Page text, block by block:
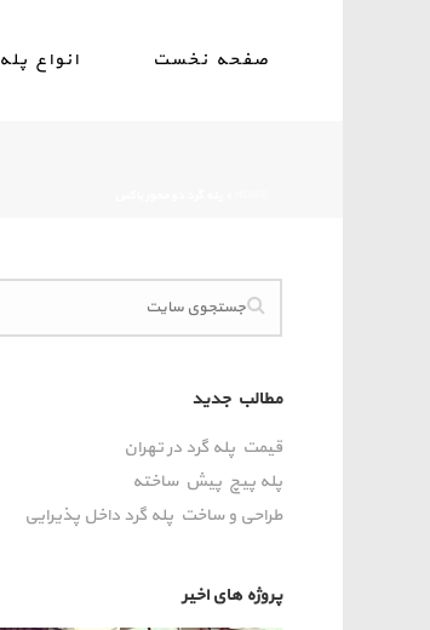
صفحه نخست انواع پله
مطالب جدید
قیمت پله گرد در تهران
پله پیچ پیش‌ ساخته
طراحی و ساخت پله گرد داخل پذیرایی
پروژه های اخیر